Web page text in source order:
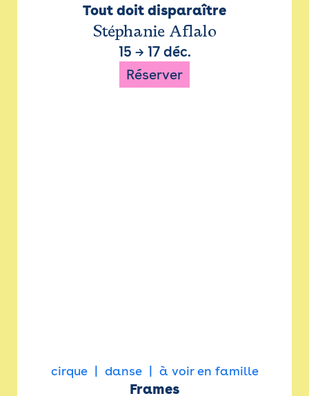
Tout doit disparaître
Stéphanie Aflalo
15 → 17 déc.
Réserver
cirque danse à voir en famille
Frames